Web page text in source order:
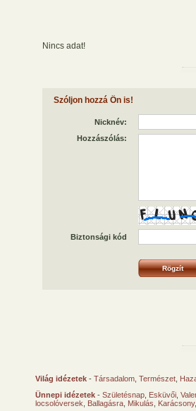
Nincs adat!
Szóljon hozzá Ön is!
Nicknév:
Hozzászólás:
Biztonsági kód
Világ idézetek - Társadalom Természet
Ünnepi idézetek - Születésnap Esküvői
locsolóversek
Ballagásra Mikulás Karácsony